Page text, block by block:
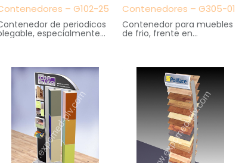
– G102-25
de periodicos
especialmente
para kioscos y
intercambiables
Medidas: 36 cm. ancho X
47 cm. fondo X 139 cm.
Contenedores – G305-01
Contenedor para muebles
de frio, frente en
cm. fondo X 23 cm. altura